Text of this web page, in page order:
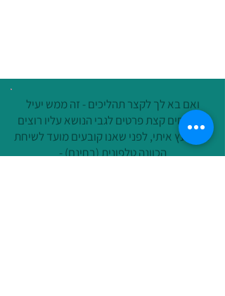
ואם בא לך לקצר תהליכים - זה ממש יעיל
ששולחים קצת פרטים לגבי הנושא עליו רוצים
להתייעץ איתי, לפני שאנו קובעים מועד לשיחת
הכוונה טלפונית (בחינם) -